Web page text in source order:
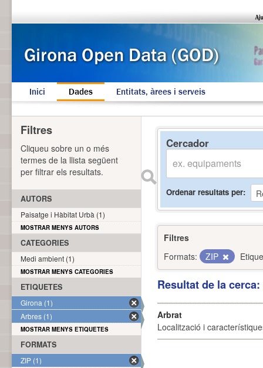
Inici Dades Entitats, àrees i serveis
Cercador
Ordenar resultats per
Filtres
Formats:
ZIP
Resultat de la
Arbrat
Localització i
Filtres
Cliqueu sobre un o més
termes de la llista següent
per filtrar els resultats.
AUTORS
Paisatge i Hàbitat Urbà (1)
MOSTRAR MENYS AUTORS
CATEGORIES
Medi ambient (1)
MOSTRAR MENYS CATEGORIES
ETIQUETES
Girona (1)
Arbres (1)
MOSTRAR MENYS ETIQUETES
FORMATS
ZIP (1)